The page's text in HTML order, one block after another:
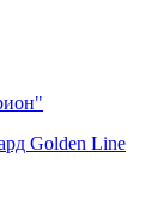
Golden Line